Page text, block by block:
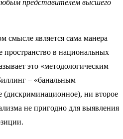
представителем высшего
смысле является сама манера
пространство в национальных
это «методологическим
– «банальным
ни второе
не пригодно для выявления